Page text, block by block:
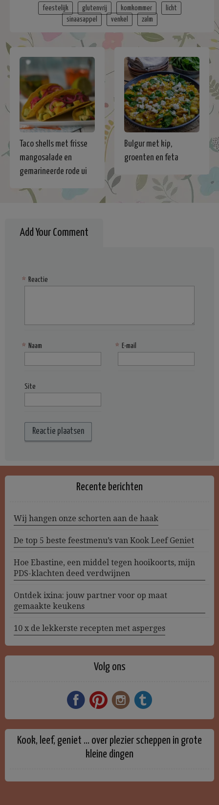
feestelijk glutenvrij komkommer
licht
sinaasappel
venkel zalm
Taco shells met frisse
mangosalade en
gemarineerde rode ui
Bulgur met kip,
groenten en feta
Add Your Comment
Reactie
*
Naam
* E-mail
*
Site
Recente berichten
Wij hangen onze schorten aan de haak
De top 5 beste feestmenu’s van Kook Leef Geniet
Hoe Ebastine, een middel tegen hooikoorts, mijn
PDS-klachten deed verdwijnen
Ontdek ixina: jouw partner voor op maat
gemaakte keukens
10 x de lekkerste recepten met asperges
Volg ons
Kook, leef, geniet … over plezier scheppen in grote
kleine dingen